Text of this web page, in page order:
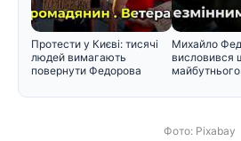
Протести у Києві: тисячі
людей вимагають
повернути Федорова
Михайло
висловився
майбутнього
Фото: Pixabay